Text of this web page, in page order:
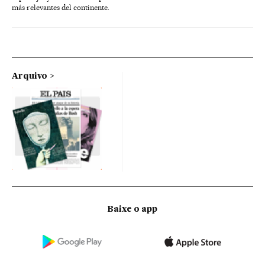
más relevantes del continente.
Arquivo
Baixe o app